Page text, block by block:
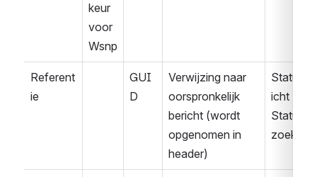
keur
voor
Wsnp
Referent
ie
GUI
D
Verwijzing naar
oorspronkelijk
bericht (wordt
opgenomen in
header)
icht
zoek